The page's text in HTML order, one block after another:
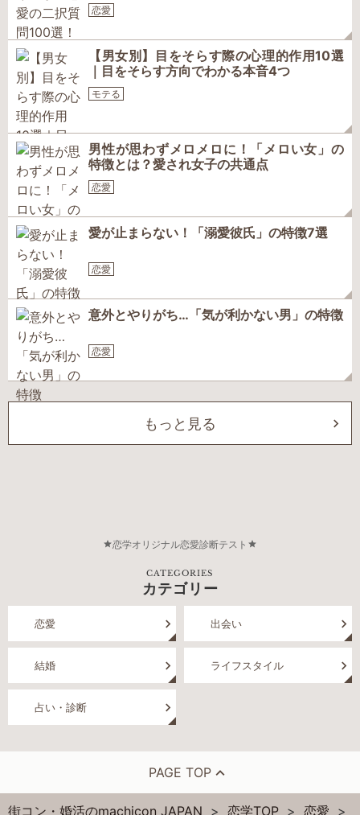
恋愛
【男女別】目をそらす際の心理的作用10選
｜目をそらす方向でわかる本音4つ
モテる
男性が思わずメロメロに！「メロい女」の
特徴とは？愛され女子の共通点
恋愛
愛が止まらない！「溺愛彼氏」の特徴7選
恋愛
意外とやりがち…「気が利かない男」の特徴
恋愛
もっと見る
恋学オリジナル恋愛診断テスト
CATEGORIES
カテゴリー
恋愛 出会い
結婚 ライフスタイル
占い・診断
PAGE TOP
街コン・婚活のmachicon JAPAN 恋学TOP 恋愛